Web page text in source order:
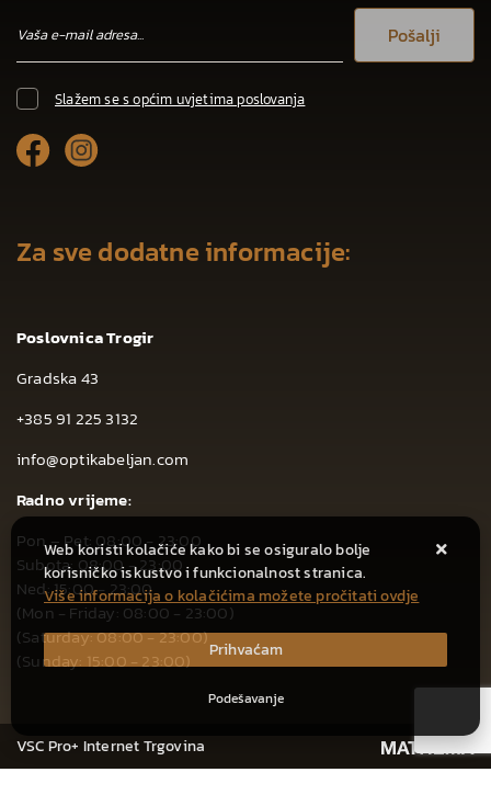
Pošalji
Slažem se s općim uvjetima poslovanja
Za sve dodatne informacije:
Poslovnica Trogir
Gradska 43
+385 91 225 3132
info@optikabeljan.com
Radno vrijeme:
Pon – Pet: 08:00 - 23:00
Subota: 08:00 - 23:00
Ned: 15:00 - 23:00
(Mon - Friday: 08:00 - 23:00)
(Saturday: 08:00 - 23:00)
(Sunday: 15:00 - 23:00)
VSC Pro+ Internet Trgovina
Web koristi kolačiće kako bi se osiguralo bolje
korisničko iskustvo i funkcionalnost stranica.
Više informacija o kolačićima možete pročitati ovdje
Prihvaćam
Podešavanje